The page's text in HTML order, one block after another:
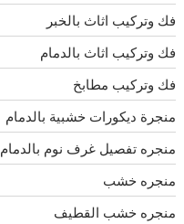
فك وتركيب اثاث بالخبر
فك وتركيب اثاث بالدمام
فك وتركيب مطابخ
منجرة ديكورات خشبية بالدمام
منجره تفصيل غرف نوم بالدمام
منجره خشب
منجره خشب القطيف